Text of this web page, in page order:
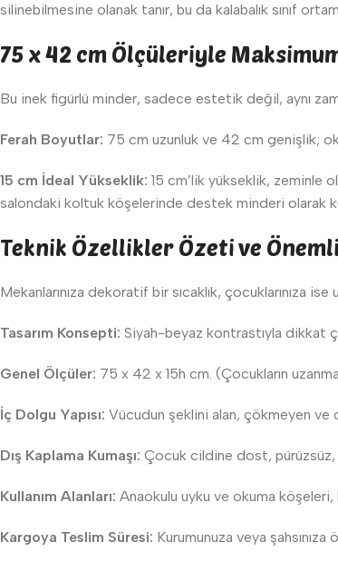
silinebilmesine olanak tanır, bu da kalabalık sınıf
75 x 42 cm Ölçüleriyle
Bu inek figürlü minder, sadece estetik değil, aynı
Ferah Boyutlar: 75 cm uzunluk ve 42 cm genişlik;
15 cm İdeal Yükseklik: 15 cm’lik yükseklik, zeminle
salondaki koltuk köşelerinde destek minderi olarak
Teknik Özellikler Özeti ve
Mekanlarınıza dekoratif bir sıcaklık, çocuklarınıza
Tasarım Konsepti: Siyah-beyaz kontrastıyla dikkat
Genel Ölçüler: 75 x 42 x 15h cm. (Çocukların
İç Dolgu Yapısı: Vücudun şeklini alan, çökmeyen
Dış Kaplama Kumaşı: Çocuk cildine dost, pürüzsüz,
Kullanım Alanları: Anaokulu uyku ve okuma köşeleri,
Kargoya Teslim Süresi: Kurumunuza veya